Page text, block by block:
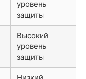
уровень
защиты
Высокий
уровень
защиты